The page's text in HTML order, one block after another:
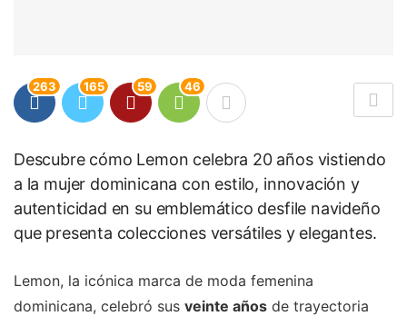
263 165 59 46
Descubre cómo Lemon celebra 20 años vistiendo
a la mujer dominicana con estilo, innovación y
autenticidad en su emblemático desfile navideño
que presenta colecciones versátiles y elegantes.
Lemon, la icónica marca de moda femenina
dominicana, celebró sus veinte años de trayectoria